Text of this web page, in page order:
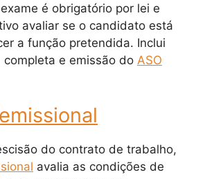
é obrigatório por lei e
avaliar se o candidato está
a função pretendida. Inclui
completa e emissão do ASO
do contrato de trabalho,
avalia as condições de